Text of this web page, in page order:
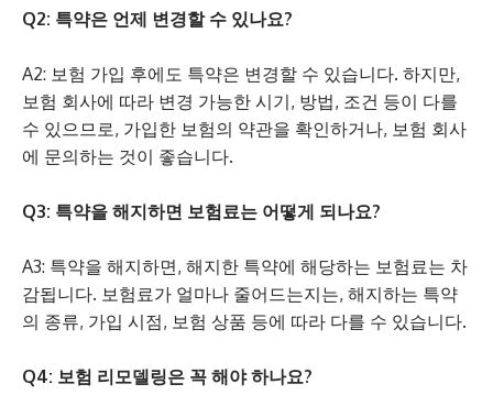
Q2: 특약은 언제 변경할 수 있나요?
A2: 보험 가입 후에도 특약은 변경할 수 있습니다. 하지만,
보험 회사에 따라 변경 가능한 시기, 방법, 조건 등이 다를
수 있으므로, 가입한 보험의 약관을 확인하거나, 보험 회사
에 문의하는 것이 좋습니다.
Q3: 특약을 해지하면 보험료는 어떻게 되나요?
A3: 특약을 해지하면, 해지한 특약에 해당하는 보험료는 차
감됩니다. 보험료가 얼마나 줄어드는지는, 해지하는 특약
의 종류, 가입 시점, 보험 상품 등에 따라 다를 수 있습니다.
Q4: 보험 리모델링은 꼭 해야 하나요?